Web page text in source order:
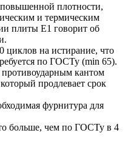
плотности,
и термическим
плиты Е1 говорит об
на истирание, что
по ГОСТу (min 65).
кантом
продлевает срок
фурнитура для
больше, чем по ГОСТу в 4